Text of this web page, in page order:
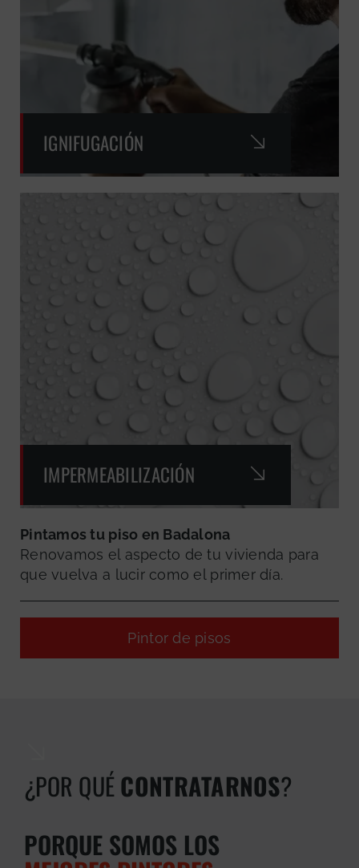
IGNIFUGACIÓN
IMPERMEABILIZACIÓN
Pintamos tu piso en Badalona
Renovamos el aspecto de tu vivienda para
que vuelva a lucir como el primer día.
Pintor de pisos
¿POR QUÉ CONTRATARNOS?
PORQUE SOMOS LOS
GRATUITA